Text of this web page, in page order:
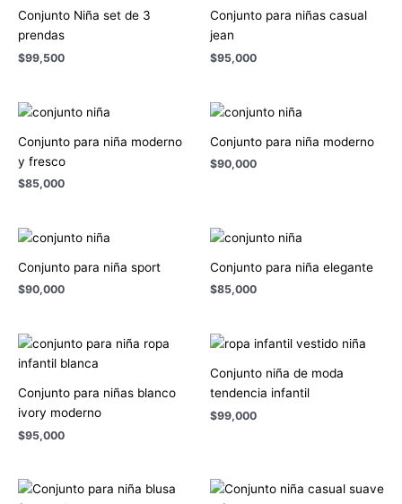
Conjunto Niña set de 3
prendas
$99,500
Conjunto para niñas casual
jean
$95,000
Conjunto para niña moderno
y fresco
$85,000
Conjunto para niña moderno
$90,000
Conjunto para niña sport
$90,000
Conjunto para niña elegante
$85,000
Conjunto para niñas blanco
ivory moderno
$95,000
Conjunto niña de moda
tendencia infantil
$99,000